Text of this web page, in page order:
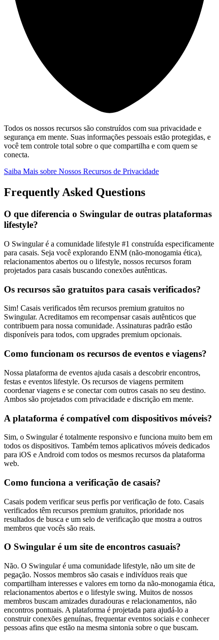
Todos os nossos recursos são construídos com sua privacidade e
segurança em mente. Suas informações pessoais estão protegidas, e
você tem controle total sobre o que compartilha e com quem se
conecta.
Saiba Mais sobre Nossos Recursos de Privacidade
Frequently Asked Questions
O que diferencia o Swingular de outras plataformas
lifestyle?
O Swingular é a comunidade lifestyle #1 construída especificamente
para casais. Seja você explorando ENM (não-monogamia ética),
relacionamentos abertos ou o lifestyle, nossos recursos foram
projetados para casais buscando conexões autênticas.
Os recursos são gratuitos para casais verificados?
Sim! Casais verificados têm recursos premium gratuitos no
Swingular. Acreditamos em recompensar casais autênticos que
contribuem para nossa comunidade. Assinaturas padrão estão
disponíveis para todos, com upgrades premium opcionais.
Como funcionam os recursos de eventos e viagens?
Nossa plataforma de eventos ajuda casais a descobrir encontros,
festas e eventos lifestyle. Os recursos de viagens permitem
coordenar viagens e se conectar com outros casais no seu destino.
Ambos são projetados com privacidade e discrição em mente.
A plataforma é compatível com dispositivos móveis?
Sim, o Swingular é totalmente responsivo e funciona muito bem em
todos os dispositivos. Também temos aplicativos móveis dedicados
para iOS e Android com todos os mesmos recursos da plataforma
web.
Como funciona a verificação de casais?
Casais podem verificar seus perfis por verificação de foto. Casais
verificados têm recursos premium gratuitos, prioridade nos
resultados de busca e um selo de verificação que mostra a outros
membros que vocês são reais.
O Swingular é um site de encontros casuais?
Não. O Swingular é uma comunidade lifestyle, não um site de
pegação. Nossos membros são casais e indivíduos reais que
compartilham interesses e valores em torno da não-monogamia ética,
relacionamentos abertos e o lifestyle swing. Muitos de nossos
membros buscam amizades duradouras e relacionamentos, não
encontros pontuais. A plataforma é projetada para ajudá-lo a
construir conexões genuínas, frequentar eventos sociais e conhecer
pessoas afins que estão na mesma sintonia sobre o que buscam.